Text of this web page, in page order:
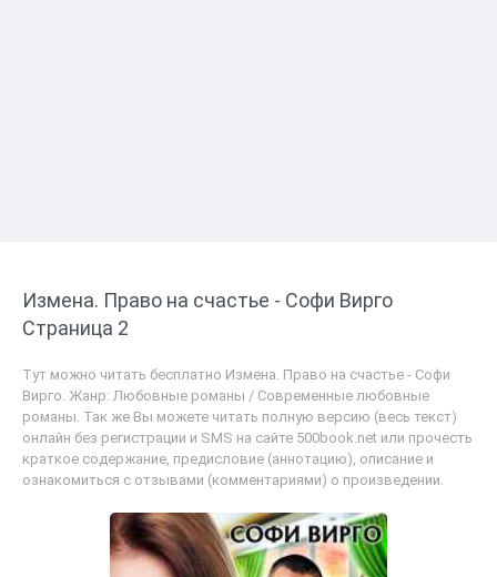
Измена. Право на счастье - Софи Вирго
Страница 2
Тут можно читать бесплатно Измена. Право на счастье - Софи
Вирго. Жанр: Любовные романы / Современные любовные
романы. Так же Вы можете читать полную версию (весь текст)
онлайн без регистрации и SMS на сайте 500book.net или прочесть
краткое содержание, предисловие (аннотацию), описание и
ознакомиться с отзывами (комментариями) о произведении.